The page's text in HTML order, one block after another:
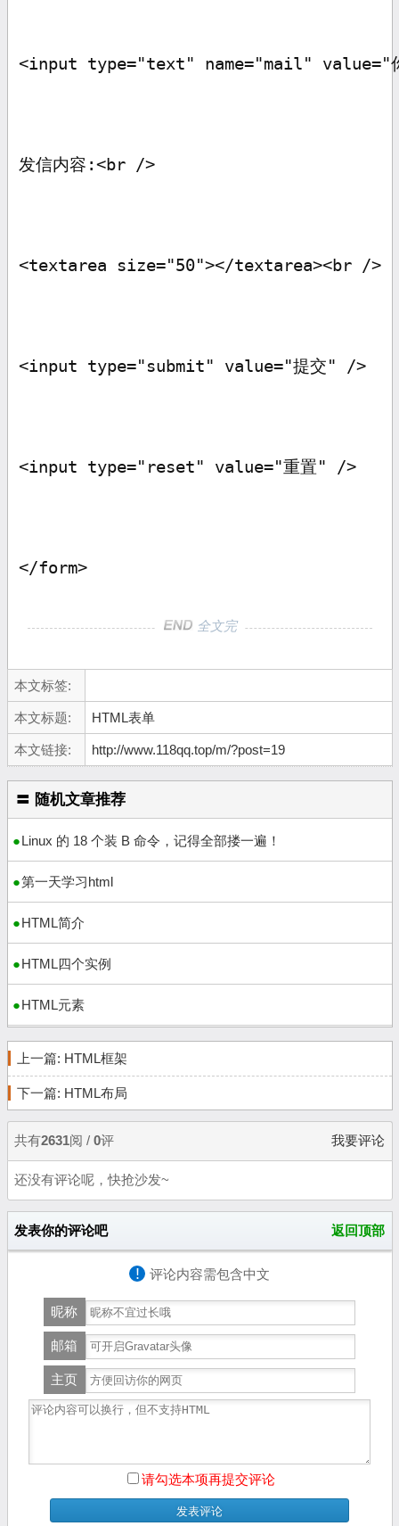
<input type="text" name="mail" value="
发信内容 :<br />
<textarea size="50"></textarea><br />
<input type="submit" value="提交" />
<input type="reset" value="重置" />
</form>
全文完
本文标签:
本文标题: HTML表单
本文链接: http://www.118qq.top/m/?post=19
〓 随机文章推荐
Linux 的 18 个装 B 命令，记得全部搂一遍！
第一天学习html
HTML简介
HTML四个实例
HTML元素
上一篇: HTML框架
下一篇: HTML布局
共有2631阅 / 0评 我要评论
还没有评论呢，快抢沙发~
发表你的评论吧 返回顶部
! 评论内容需包含中文
昵称
邮箱
主页
请勾选本项再提交评论